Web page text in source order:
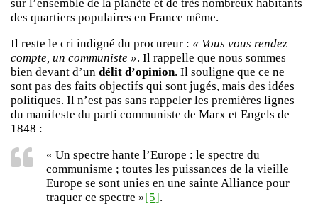
sur l’ensemble de la planète et de très nombreux habitants
des quartiers populaires en France même.
Il reste le cri indigné du procureur : « Vous vous rendez
compte, un communiste ». Il rappelle que nous sommes
bien devant d’un délit d’opinion. Il souligne que ce ne
sont pas des faits objectifs qui sont jugés, mais des idées
politiques. Il n’est pas sans rappeler les premières lignes
du manifeste du parti communiste de Marx et Engels de
1848 :
« Un spectre hante l’Europe : le spectre du
communisme ; toutes les puissances de la vieille
Europe se sont unies en une sainte Alliance pour
traquer ce spectre »[5].